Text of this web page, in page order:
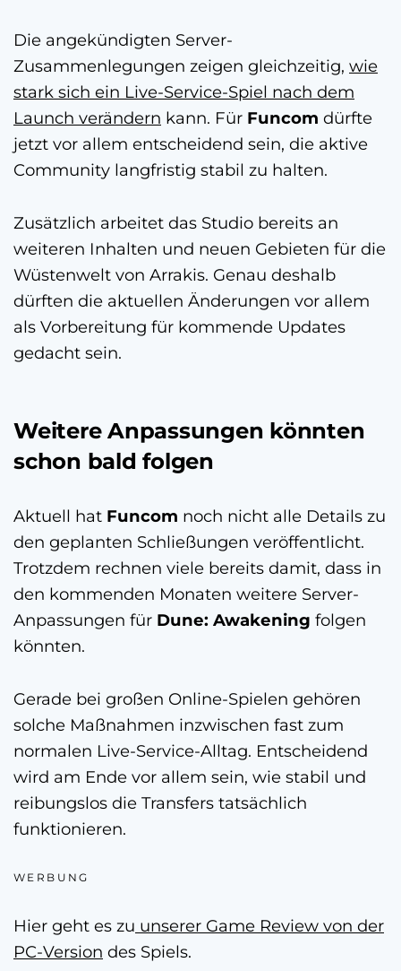
Die angekündigten Server-
Zusammenlegungen zeigen gleichzeitig, wie
stark sich ein Live-Service-Spiel nach dem
Launch verändern kann. Für Funcom dürfte
jetzt vor allem entscheidend sein, die aktive
Community langfristig stabil zu halten.
Zusätzlich arbeitet das Studio bereits an
weiteren Inhalten und neuen Gebieten für die
Wüstenwelt von Arrakis. Genau deshalb
dürften die aktuellen Änderungen vor allem
als Vorbereitung für kommende Updates
gedacht sein.
Weitere Anpassungen könnten
schon bald folgen
Aktuell hat Funcom noch nicht alle Details zu
den geplanten Schließungen veröffentlicht.
Trotzdem rechnen viele bereits damit, dass in
den kommenden Monaten weitere Server-
Anpassungen für Dune: Awakening folgen
könnten.
Gerade bei großen Online-Spielen gehören
solche Maßnahmen inzwischen fast zum
normalen Live-Service-Alltag. Entscheidend
wird am Ende vor allem sein, wie stabil und
reibungslos die Transfers tatsächlich
funktionieren.
WERBUNG
Hier geht es zu unserer Game Review von der
PC-Version des Spiels.